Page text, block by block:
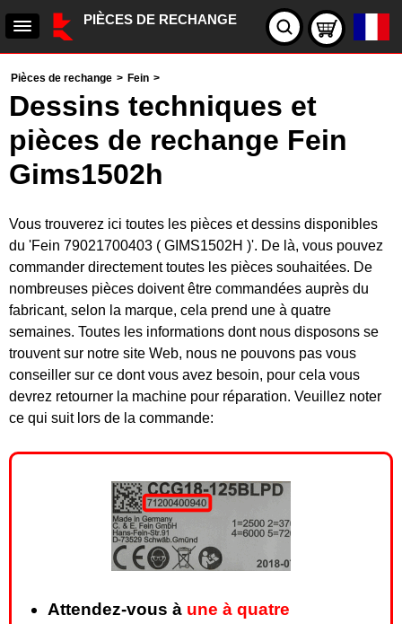
PIÈCES DE RECHANGE
Pièces de rechange > Fein >
Dessins techniques et
pièces de rechange Fein
Gims1502h
Vous trouverez ici toutes les pièces et dessins disponibles
du 'Fein 79021700403 ( GIMS1502H )'. De là, vous pouvez
commander directement toutes les pièces souhaitées. De
nombreuses pièces doivent être commandées auprès du
fabricant, selon la marque, cela prend une à quatre
semaines. Toutes les informations dont nous disposons se
trouvent sur notre site Web, nous ne pouvons pas vous
conseiller sur ce dont vous avez besoin, pour cela vous
devrez retourner la machine pour réparation. Veuillez noter
ce qui suit lors de la commande:
Attendez-vous à une à quatre